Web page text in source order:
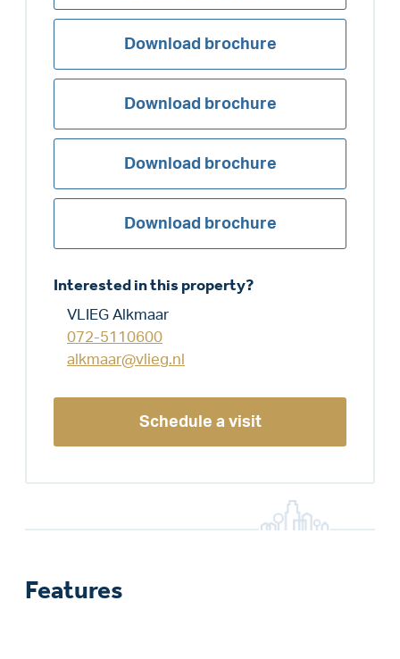
Download brochure
Download brochure
Download brochure
Download brochure
Interested in this property?
VLIEG Alkmaar
072-5110600
alkmaar@vlieg.nl
Schedule a visit
Features